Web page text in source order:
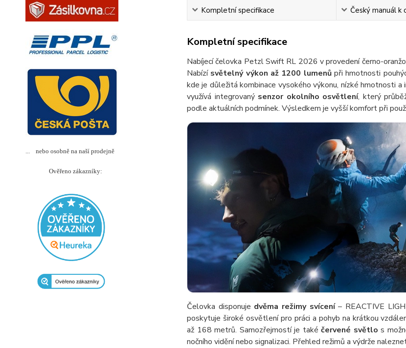
... nebo osobně na naší prodejně
Ověřeno zákazníky:
Kompletní specifikace Český manuál k
Kompletní specifikace
Nabíjecí čelovka Petzl Swift RL 2026 v provedení černo-
Nabízí světelný výkon až 1200 lumenůpři hmotnosti
kde je důležitá kombinace vysokého výkonu, nízké hmotnosti
využívá integrovaný senzor okolního osvětlení, který
podle aktuálních podmínek. Výsledkem je vyšší komfort při
Čelovka disponuje dvěma režimy svícení– REACTIVE
poskytuje široké osvětlení pro práci a pohyb na krátkou
až 168 metrů. Samozřejmostí je takéčervené světlo s
nočního vidění nebo signalizaci. Přehled režimů a výdrže